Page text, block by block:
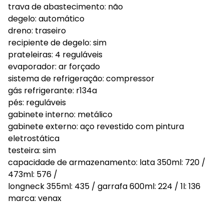
trava de abastecimento: não
degelo: automático
dreno: traseiro
recipiente de degelo: sim
prateleiras: 4 reguláveis
evaporador: ar forçado
sistema de refrigeração: compressor
gás refrigerante: r134a
pés: reguláveis
gabinete interno: metálico
gabinete externo: aço revestido com pintura
eletrostática
testeira: sim
capacidade de armazenamento: lata 350ml: 720 /
473ml: 576 /
longneck 355ml: 435 / garrafa 600ml: 224 / 1l: 136
marca: venax